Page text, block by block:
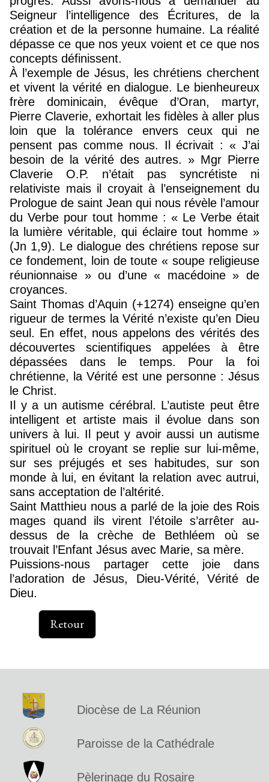
Seigneur l’intelligence des Écritures, de la
création et de la personne humaine. La réalité
dépasse ce que nos yeux voient et ce que nos
concepts définissent.
À l’exemple de Jésus, les chrétiens cherchent
et vivent la vérité en dialogue. Le bienheureux
frère dominicain, évêque d’Oran, martyr,
Pierre Claverie, exhortait les fidèles à aller plus
loin que la tolérance envers ceux qui ne
pensent pas comme nous. Il écrivait : « J’ai
besoin de la vérité des autres. » Mgr Pierre
Claverie O.P. n’était pas syncrétiste ni
relativiste mais il croyait à l’enseignement du
Prologue de saint Jean qui nous révèle l’amour
du Verbe pour tout homme : « Le Verbe était
la lumière véritable, qui éclaire tout homme »
(Jn 1,9). Le dialogue des chrétiens repose sur
ce fondement, loin de toute « soupe religieuse
réunionnaise » ou d’une « macédoine » de
croyances.
Saint Thomas d’Aquin (+1274) enseigne qu’en
rigueur de termes la Vérité n’existe qu’en Dieu
seul. En effet, nous appelons des vérités des
découvertes scientifiques appelées à être
dépassées dans le temps. Pour la foi
chrétienne, la Vérité est une personne : Jésus
le Christ.
Il y a un autisme cérébral. L’autiste peut être
intelligent et artiste mais il évolue dans son
univers à lui. Il peut y avoir aussi un autisme
spirituel où le croyant se replie sur lui-même,
sur ses préjugés et ses habitudes, sur son
monde à lui, en évitant la relation avec autrui,
sans acceptation de l’altérité.
Saint Matthieu nous a parlé de la joie des Rois
mages quand ils virent l’étoile s’arrêter au-
dessus de la crèche de Bethléem où se
trouvait l’Enfant Jésus avec Marie, sa mère.
Puissions-nous partager cette joie dans
l’adoration de Jésus, Dieu-Vérité, Vérité de
Dieu.
Retour
Diocèse de La Réunion
Paroisse de la Cathédrale
Pèlerinage du Rosaire